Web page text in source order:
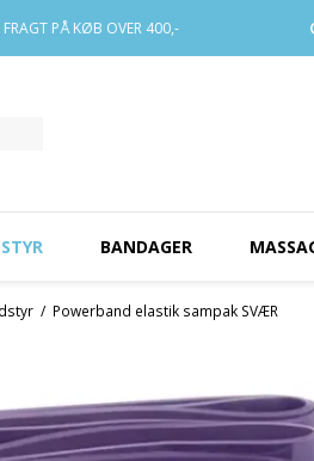
FRAGTPÅ KØB OVER 400,-
BANDAGER
/ Powerband elastik sampak SVÆR